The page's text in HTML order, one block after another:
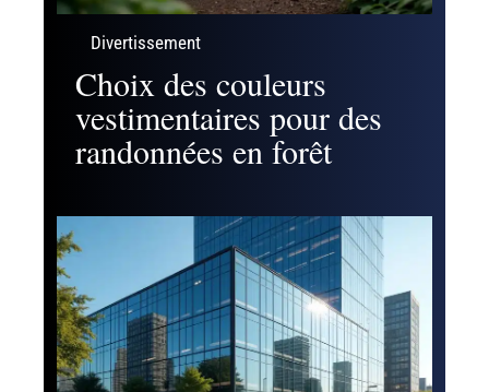
Divertissement
Choix des couleurs
vestimentaires pour des
randonnées en forêt